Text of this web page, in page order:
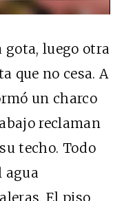
gota, luego otra
que no cesa. A
un charco
reclaman
techo. Todo
agua
El piso